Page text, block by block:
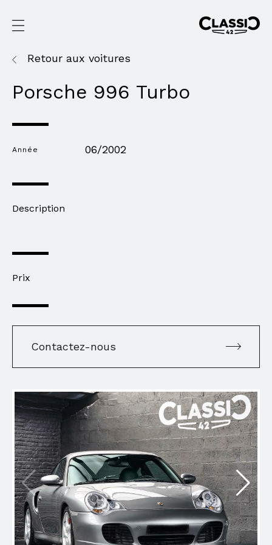
Retour aux voitures
Porsche 996 Turbo
Année 06/2002
Description
Prix
Contactez-nous